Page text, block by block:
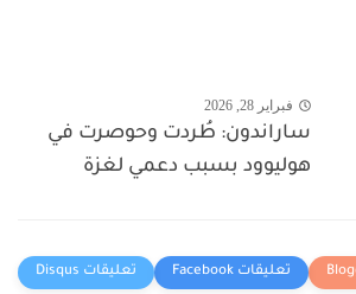
فبراير 28, 2026
ساراندون: طُردت وحوصرت في
هوليوود بسبب دعمي لغزة